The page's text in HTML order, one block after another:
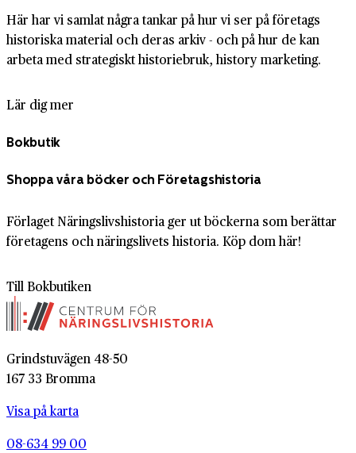
Här har vi samlat några tankar på hur vi ser på företags
historiska material och deras arkiv - och på hur de kan
arbeta med strategiskt historiebruk, history marketing.
Lär dig mer
Bokbutik
Shoppa våra böcker och Företagshistoria
Förlaget Näringslivshistoria ger ut böckerna som berättar
företagens och näringslivets historia. Köp dom här!
Till Bokbutiken
Grindstuvägen 48-50
167 33 Bromma
Visa på karta
08-634 99 00